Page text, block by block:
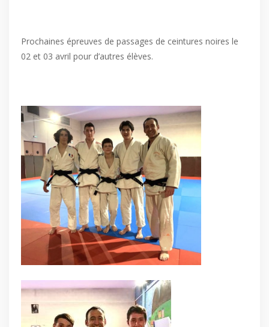
Prochaines épreuves de passages de ceintures noires le
02 et 03 avril pour d’autres élèves.